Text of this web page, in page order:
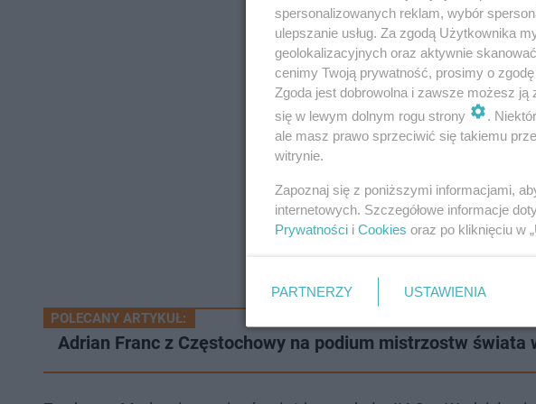
POLECANY ARTYKUŁ:
Adrian Franc z Częstochowy na podium mistrzostw
spersonalizowanych reklam, wybór
ulepszanie usług. Za zgodą Użytkownika
geolokalizacyjnych oraz aktywnie
cenimy Twoją prywatność, prosimy o
Zgoda jest dobrowolna i zawsze możesz
się w lewym dolnym rogu strony
.
ale masz prawo sprzeciwić się takiemu
witrynie.
Zapoznaj się z poniższymi informacjami,
internetowych. Szczegółowe informacje
Prywatności i Cookies oraz po kliknięciu w
PARTNERZY USTAWIENIA